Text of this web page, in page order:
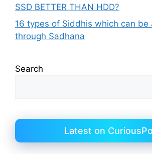
SSD BETTER THAN HDD?
16 types of Siddhis which can be
through Sadhana
Search
Latest on